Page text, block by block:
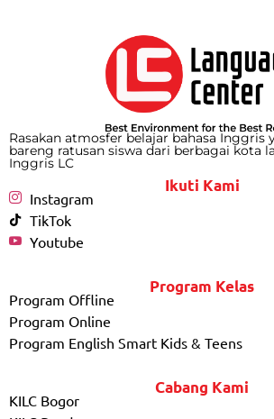
Rasakan atmosfer belajar bahasa Inggris
bareng ratusan siswa dari berbagai kota
Inggris LC
Ikuti Kami
Instagram
TikTok
Youtube
Program Kelas
Program Offline
Program Online
Program English Smart Kids & Teens
Cabang Kami
KILC Bogor